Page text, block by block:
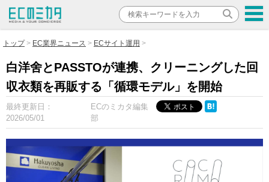
トップ EC業界ニュース ECサイト運用
白洋舍とPASSTOが連携、クリーニングした回
収衣類を再販する「循環モデル」を開始
最終更新日：
2026/05/01
ECのミカタ編集
部